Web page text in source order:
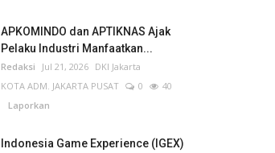
APKOMINDO dan APTIKNAS Ajak
Pelaku Industri Manfaatkan...
Redaksi Jul 21, 2026 DKI Jakarta
KOTA ADM. JAKARTA PUSAT
0
40
Laporkan
Indonesia Game Experience (IGEX)